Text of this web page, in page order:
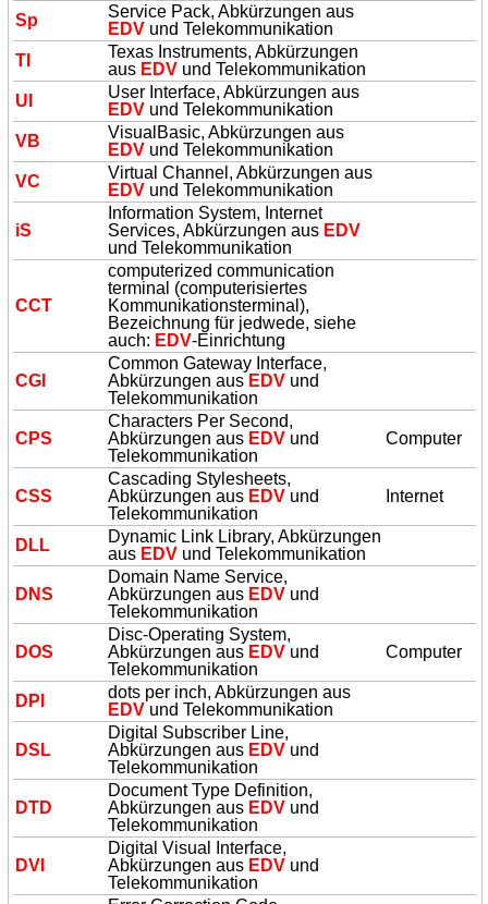
Sp
Service Pack, Abkürzungen aus
EDV und Telekommunikation
TI
Texas Instruments, Abkürzungen
aus EDV und Telekommunikation
UI
User Interface, Abkürzungen aus
EDV und Telekommunikation
VB
VisualBasic, Abkürzungen aus
EDV und Telekommunikation
VC
Virtual Channel, Abkürzungen aus
EDV und Telekommunikation
iS
Information System, Internet
Services, Abkürzungen aus EDV
und Telekommunikation
CCT
computerized communication
terminal (computerisiertes
Kommunikationsterminal),
Bezeichnung für jedwede, siehe
auch: EDV-Einrichtung
CGI
Common Gateway Interface,
Abkürzungen aus EDV und
Telekommunikation
CPS
Characters Per Second,
Abkürzungen aus EDV und
Telekommunikation
Computer
CSS
Cascading Stylesheets,
Abkürzungen aus EDV und
Telekommunikation
Internet
DLL
Dynamic Link Library, Abkürzungen
aus EDV und Telekommunikation
DNS
Domain Name Service,
Abkürzungen aus EDV und
Telekommunikation
DOS
Disc-Operating System,
Abkürzungen aus EDV und
Telekommunikation
Computer
DPI
dots per inch, Abkürzungen aus
EDV und Telekommunikation
DSL
Digital Subscriber Line,
Abkürzungen aus EDV und
Telekommunikation
DTD
Document Type Definition,
Abkürzungen aus EDV und
Telekommunikation
DVI
Digital Visual Interface,
Abkürzungen aus EDV und
Telekommunikation